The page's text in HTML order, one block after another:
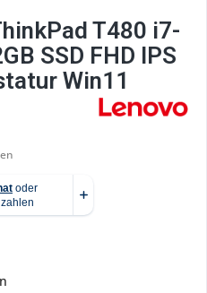
T480 i7-
SSD FHD IPS
Win11